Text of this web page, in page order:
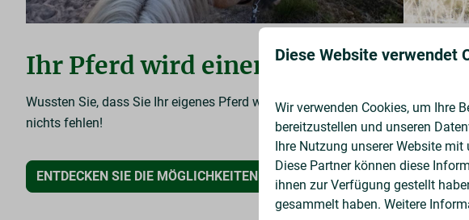
Ihr Pferd wird einen
Wussten Sie, dass Sie Ihr eigenes Pferd während Ihres Aufenthalts
nichts fehlen!
ENTDECKEN SIE DIE MÖGLICHKEITEN FÜR EINEN URLAUB MIT IHREM
Diese Website verwendet
Wir verwenden Cookies, um Ihre
bereitzustellen und unseren
Ihre Nutzung unserer Website
Diese Partner können diese
ihnen zur Verfügung gestellt
gesammelt haben. Weitere